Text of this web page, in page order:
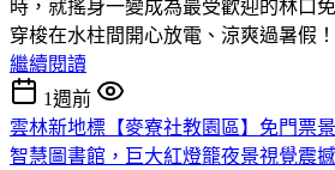
時，就搖身一變成為最受歡迎的林口
穿梭在水柱間開心放電、涼爽過暑假！
繼續閱讀
1週前
雲林新地標【麥寮社教園區】免門票
智慧圖書館，巨大紅燈籠夜景視覺震撼